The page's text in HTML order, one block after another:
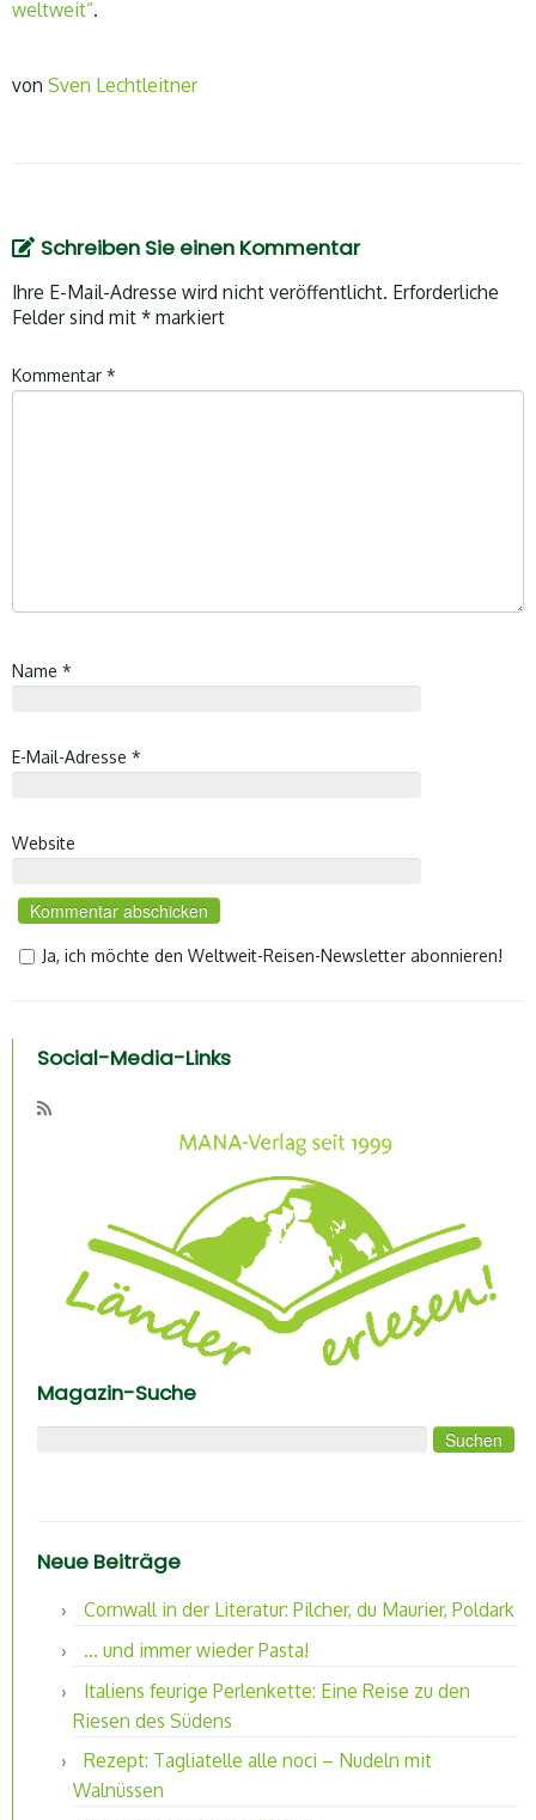
weltweit“.
von Sven Lechtleitner
Schreiben Sie einen Kommentar
Ihre E-Mail-Adresse wird nicht veröffentlicht. Erforderliche
Felder sind mit * markiert
Kommentar *
Name *
E-Mail-Adresse *
Website
Ja, ich möchte den Weltweit-Reisen-Newsletter abonnieren!
Social-Media-Links
Magazin-Suche
Suchen nach:
Neue Beiträge
Cornwall in der Literatur: Pilcher, du Maurier, Poldark
… und immer wieder Pasta!
Italiens feurige Perlenkette: Eine Reise zu den
Riesen des Südens
Rezept: Tagliatelle alle noci – Nudeln mit
Walnüssen